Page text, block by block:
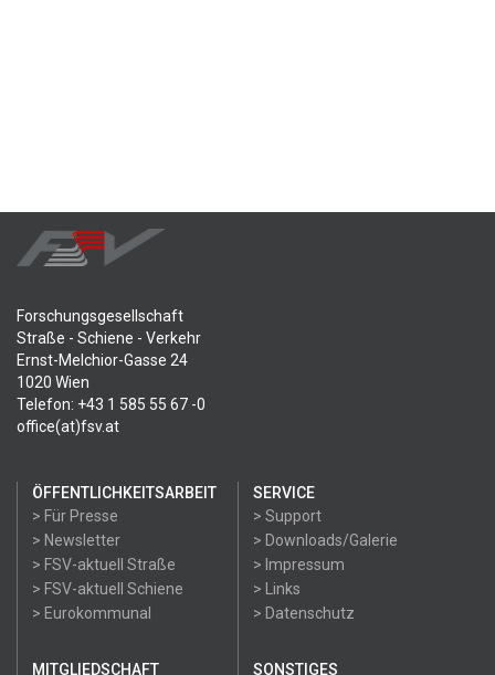
Forschungsgesellschaft
Straße - Schiene - Verkehr
Ernst-Melchior-Gasse 24
1020 Wien
Telefon: +43 1 585 55 67 -0
office(at)fsv.at
ÖFFENTLICHKEITSARBEIT
> Für Presse
> Newsletter
> FSV-aktuell Straße
> FSV-aktuell Schiene
> Eurokommunal
SERVICE
> Support
> Downloads/Galerie
> Impressum
> Links
> Datenschutz
MITGLIEDSCHAFT SONSTIGES